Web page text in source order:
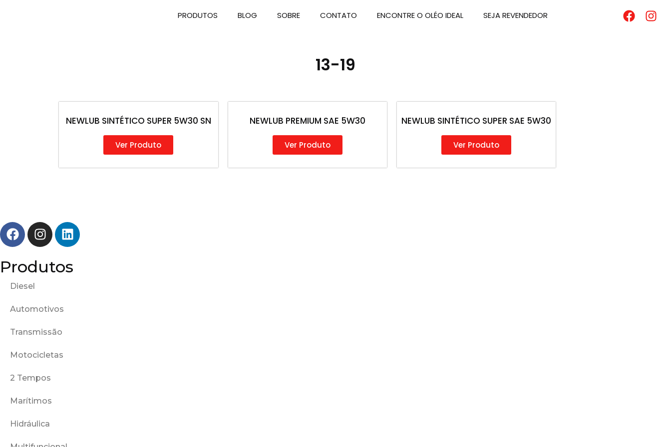
PRODUTOS BLOG SOBRE CONTATO ENCONTRE O OLÉO IDEAL SEJA REVENDEDOR
13-19
NEWLUB SINTÉTICO SUPER 5W30 SN
Ver Produto
NEWLUB PREMIUM SAE 5W30
Ver Produto
NEWLUB SINTÉTICO SUPER SAE 5W30
Ver Produto
Produtos
Diesel
Automotivos
Transmissão
Motocicletas
2 Tempos
Marítimos
Hidráulica